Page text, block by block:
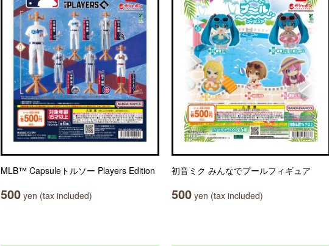
MLB™ Capsuleトルソー Players Edition
500 yen (tax included)
初音ミク みんなでプールフィギュア
500 yen (tax included)